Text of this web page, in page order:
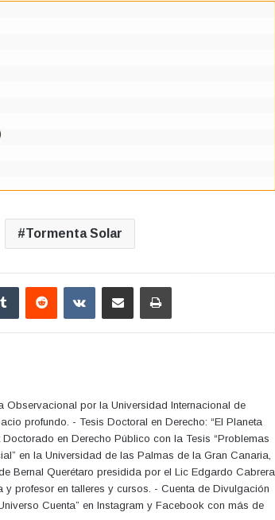
Tormenta Solar
Tumblr Reddit VKontakteCompartir por correo electrónicoImprimir
Observacional por la Universidad Internacional de
profundo. - Tesis Doctoral en Derecho: “El Planeta
en Derecho Público con la Tesis “Problemas
en la Universidad de las Palmas de la Gran Canaria,
Bernal Querétaro presidida por el Lic Edgardo Cabrera
profesor en talleres y cursos. - Cuenta de Divulgación
Cuenta” en Instagram y Facebook con más de